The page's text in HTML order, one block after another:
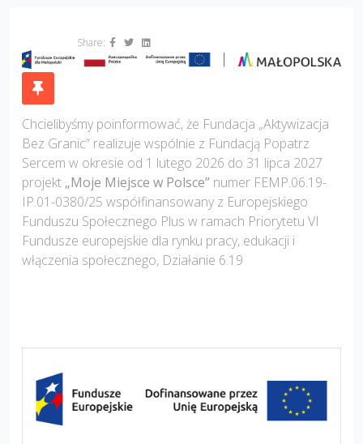
Share:
Chcielibyśmy poinformować, że Fundacja „Aktywizacja
Bez Granic” realizuje wspólnie z Fundacją Popatrz
Sercem w okresie od 1 lutego 2026 do 31 lipca 2027
projekt „Moje Miejsce w Polsce” numer FEMP.06.19-
IP.01-0380/25 współfinansowany z Europejskiego
Funduszu Społecznego Plus w ramach Priorytetu VI
Fundusze europejskie dla rynku pracy, edukacji i
włączenia społecznego, Działanie 6.19